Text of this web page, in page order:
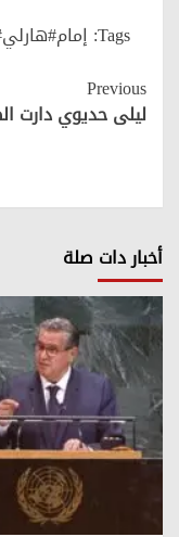
Tags:
Continue
Reading
Previous
ليلى حديوي دارت
أخبار دات صلة